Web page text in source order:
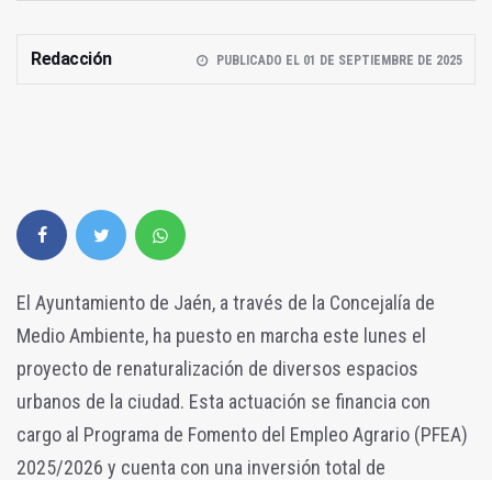
Redacción PUBLICADO EL 01 DE SEPTIEMBRE DE 2025
El Ayuntamiento de Jaén, a través de la Concejalía de
Medio Ambiente, ha puesto en marcha este lunes el
proyecto de renaturalización de diversos espacios
urbanos de la ciudad. Esta actuación se financia con
cargo al Programa de Fomento del Empleo Agrario (PFEA)
2025/2026 y cuenta con una inversión total de